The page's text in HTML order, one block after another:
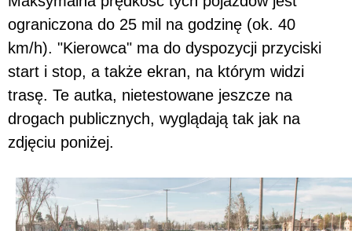
ograniczona do 25 mil na godzinę (ok. 40
km/h). "Kierowca" ma do dyspozycji przyciski
start i stop, a także ekran, na którym widzi
trasę. Te autka, nietestowane jeszcze na
drogach publicznych, wyglądają tak jak na
zdjęciu poniżej.